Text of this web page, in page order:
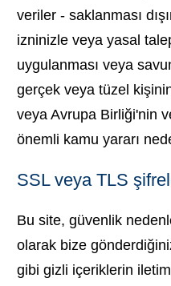
veriler - saklanması
izninizle veya yasal
uygulanması veya
gerçek veya tüzel
veya Avrupa Birliği'nin
önemli kamu yararı
SSL veya TLS
Bu site, güvenlik
olarak bize
gibi gizli içeriklerin